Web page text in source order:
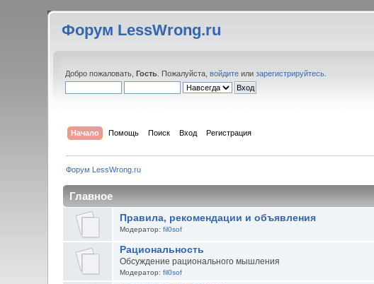
Форум LessWrong.ru
Добро пожаловать,Гость . Пожалуйста,войдите илизарегистрируйтесь
Начало Помощь Поиск Вход Регистрация
Форум LessWrong.ru
Главное
Правила, рекомендации и объявления
Модератор: fil0sof
Рациональность
Обсуждение рационального мышления
Модератор: fil0sof